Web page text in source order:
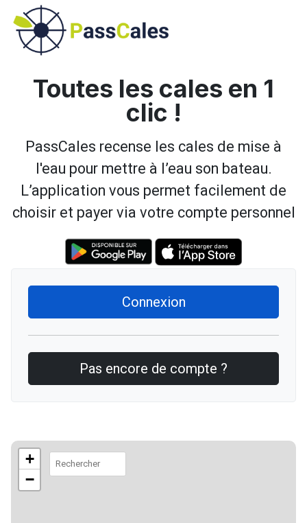
Toutes les cales en 1
clic !
PassCales recense les cales de mise à
l'eau pour mettre à l’eau son bateau.
L’application vous permet facilement de
choisir et payer via votre compte personnel
Connexion
Pas encore de compte ?
+
−